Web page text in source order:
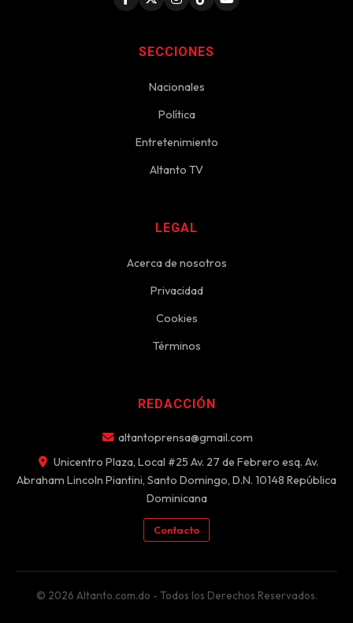
SECCIONES
Nacionales
Política
Entretenimiento
Altanto TV
LEGAL
Acerca de nosotros
Privacidad
Cookies
Términos
REDACCIÓN
altantoprensa@gmail.com
Unicentro Plaza, Local #25 Av. 27 de Febrero esq. Av.
Abraham Lincoln Piantini, Santo Domingo, D.N. 10148 República
Dominicana
Contacto
© 2026 Altanto.com.do - Todos los Derechos Reservados.